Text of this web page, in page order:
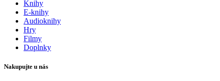
Knihy
E-knihy
Audioknihy
Hry
Filmy
Doplnky
Nakupujte u nás